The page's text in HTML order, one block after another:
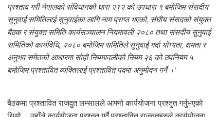
प्रश्ताव गरी नेपालको संविधानको धारा २९२ को उपधारा १ बमोजिम संसदीय
सुनुवाई समितिलाई सुनुवाईका लागि नाम प्राप्त भएको, संघीय संसदको संयुक्त
बैठक र संयुक्त समिति कार्यसञ्चालन नियमावली २०८० तथा संसदीय सुनुवाई
समितिको कार्यविधि, २०८० बमोजिम समितिले सुनुवाई गर्दा योग्यता, क्षमता र
अनुभव समेतको आधारमा सोही नियमावलीको नियम २६ को उपनियम ५
बमोजिम प्रश्तावित व्यक्तिलाई प्रश्तावित पदमा अनुमोदन गर्ने ।’
बैठकमा प्रश्तावित राजदुत लम्सालले आफ्नो कार्ययोजना प्रश्तुत गर्नुभएको